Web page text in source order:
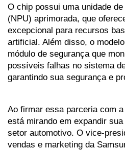
O chip possui uma unidade
(NPU) aprimorada, que
excepcional para recursos
artificial. Além disso, o
módulo de segurança que
possíveis falhas no sistema
garantindo sua segurança e
Ao firmar essa parceria com
está mirando em expandir
setor automotivo. O vice-
vendas e marketing da